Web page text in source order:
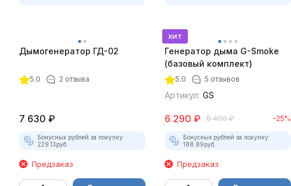
Дымогенератор ГД-02
5.0 2 отзыва
7 630 ₽
Бонусных рублей за покупку:
229.13руб.
Предзаказ
хит
Генератор дыма G-Smoke
(базовый комплект)
5.0 5 отзывов
Артикул: GS
6 290 ₽ 8 400 ₽ -25%
Бонусных рублей за покупку:
188.89руб.
Предзаказ